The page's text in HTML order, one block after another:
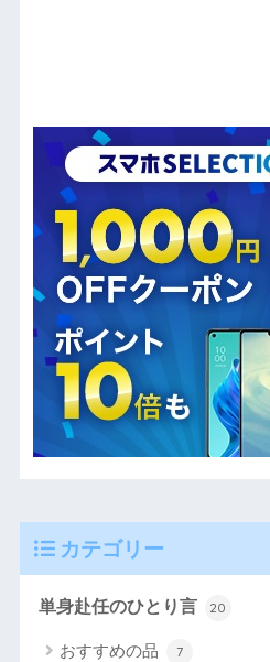
カテゴリー
単身赴任のひとり言 20
おすすめの品 7